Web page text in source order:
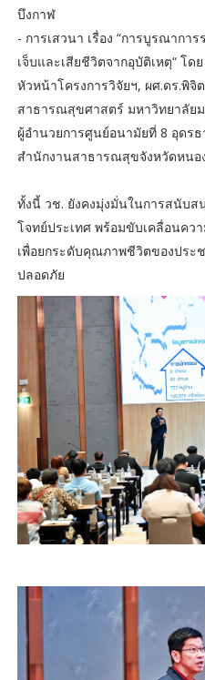
บึงกาฬ
- การเสวนา เรื่อง “การบูรณากา
เจ็บและเสียชีวิตจากอุบัติเหตุ“ โ
หัวหน้าโครงการวิจัยฯ, ผศ.ดร.พิ
สาธารณสุขศาสตร์ มหาวิทยาลัย
ผู้อำนวยการศูนย์อนามัยที่ 8 อุดร
สำนักงานสาธารณสุขจังหวัดหน
ทั้งนี้ วช. ยังคงมุ่งมั่นในการสนับ
โจทย์ประเทศ พร้อมขับเคลื่อนค
เพื่อยกระดับคุณภาพชีวิตของประ
ปลอดภัย